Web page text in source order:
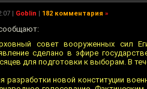
| Goblin | 182 комментария »
совет вооруженных сил
сделано в эфире
для подготовки к выборам. В
разработки новой конституции